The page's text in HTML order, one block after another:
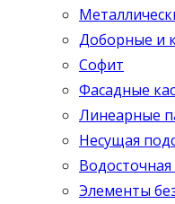
Доборные и
Софит
Фасадные
Линеарные
Несущая
Элементы